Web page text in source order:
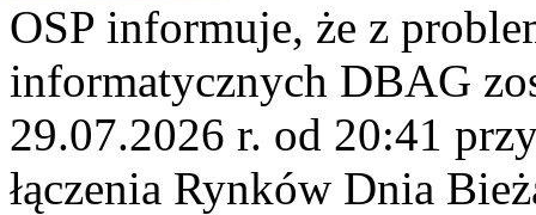
OSP informuje, że z
informatycznych DBAG
29.07.2026 r. od 20:41
łączenia Rynków Dnia